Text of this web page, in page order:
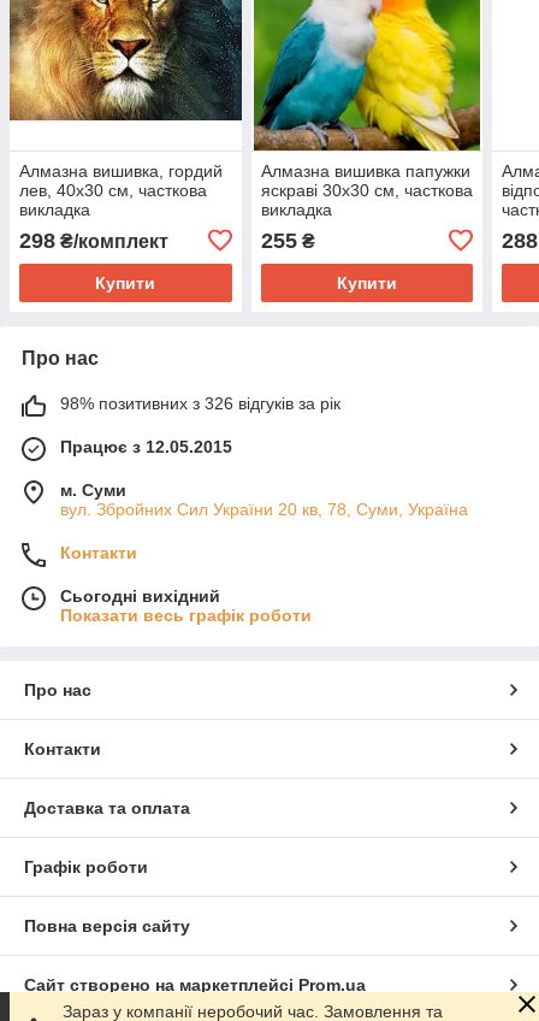
Алмазна вишивка, гордий
лев, 40х30 см, часткова
викладка
298 ₴/комплект
Купити
Алмазна вишивка папужки
яскраві 30х30 см, часткова
викладка
255₴
Купити
288
Про нас
98% позитивних з 326 відгуків за рік
Працює з 12.05.2015
м. Суми
вул. Збройних Сил України 20 кв, 78, Суми, Україна
Контакти
Сьогодні вихідний
Показати весь графік роботи
Про нас
Контакти
Доставка та оплата
Графік роботи
Повна версія сайту
Сайт створено на маркетплейсі Prom.ua
Зараз у компанії неробочий час. Замовлення та